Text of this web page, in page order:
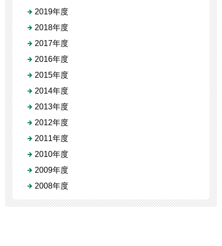
2019年度
2018年度
2017年度
2016年度
2015年度
2014年度
2013年度
2012年度
2011年度
2010年度
2009年度
2008年度